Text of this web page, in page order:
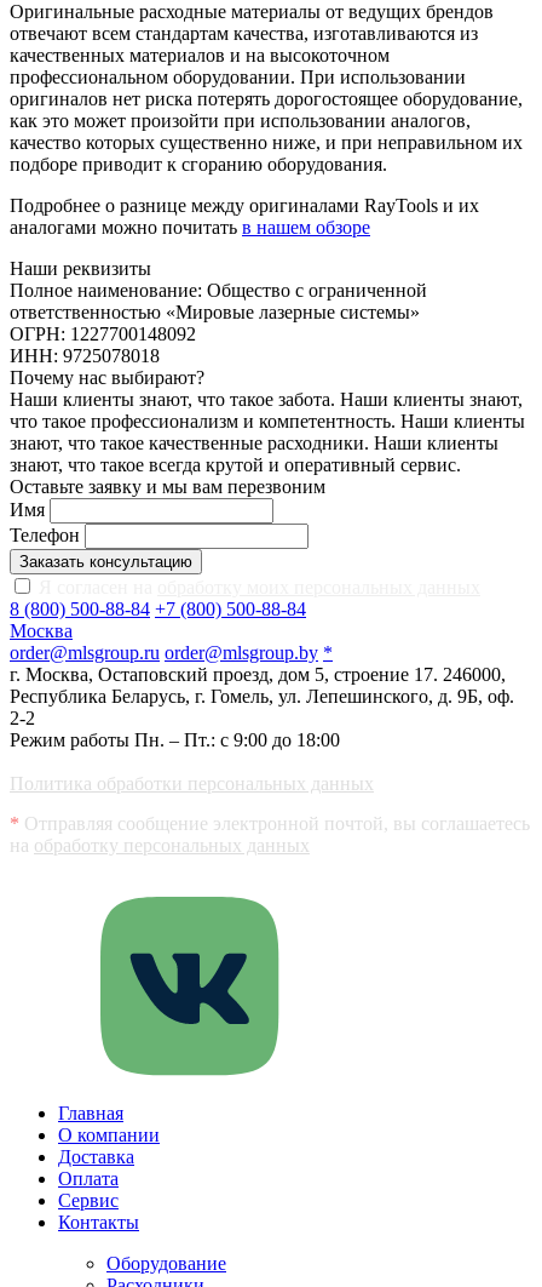
Оригинальные расходные материалы от ведущих брендов
отвечают всем стандартам качества, изготавливаются из
качественных материалов и на высокоточном
профессиональном оборудовании. При использовании
оригиналов нет риска потерять дорогостоящее оборудование,
как это может произойти при использовании аналогов,
качество которых существенно ниже, и при неправильном их
подборе приводит к сгоранию оборудования.
Подробнее о разнице между оригиналами RayTools и их
аналогами можно почитать в нашем обзоре
Наши реквизиты
Полное наименование: Общество с ограниченной
ответственностью «Мировые лазерные системы»
ОГРН: 1227700148092
ИНН: 9725078018
Почему нас выбирают?
Наши клиенты знают, что такое забота. Наши клиенты знают,
что такое профессионализм и компетентность. Наши клиенты
знают, что такое качественные расходники. Наши клиенты
знают, что такое всегда крутой и оперативный сервис.
Оставьте заявку и мы вам перезвоним
Имя
Телефон
Заказать консультацию
8 (800) 500-88-84 +7 (800) 500-88-84
Москва
order@mlsgroup.ru order@mlsgroup.by *
г. Москва, Остаповский проезд, дом 5, строение 17. 246000,
Республика Беларусь, г. Гомель, ул. Лепешинского, д. 9Б, оф.
2-2
Режим работы Пн. – Пт.: с 9:00 до 18:00
Политика обработки персональных данных
* Отправляя сообщение электронной почтой, вы соглашаетесь
на обработку персональных данных
Главная
О компании
Доставка
Оплата
Сервис
Контакты
Оборудование